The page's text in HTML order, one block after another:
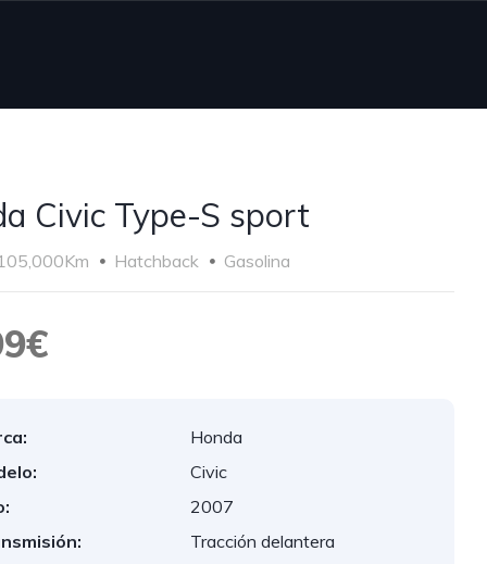
Civic Type-S sport
Hatchback Gasolina
Honda
Civic
2007
Tracción delantera